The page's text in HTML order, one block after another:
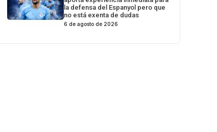
la defensa del Espanyol pero que
no está exenta de dudas
6 de agosto de 2026